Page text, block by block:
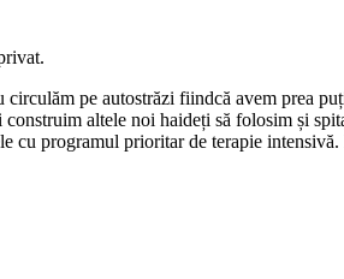
pe autostrăzi fiindcă avem prea
altele noi haideți să folosim și
programul prioritar de terapie